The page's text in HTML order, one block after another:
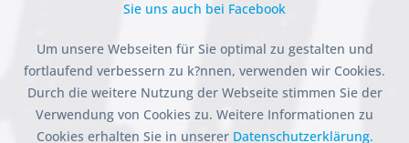
Sie uns auch bei Facebook
Um unsere Webseiten für Sie optimal zu gestalten und
fortlaufend verbessern zu k?nnen, verwenden wir Cookies.
Durch die weitere Nutzung der Webseite stimmen Sie der
Verwendung von Cookies zu. Weitere Informationen zu
Cookies erhalten Sie in unserer Datenschutzerklärung.